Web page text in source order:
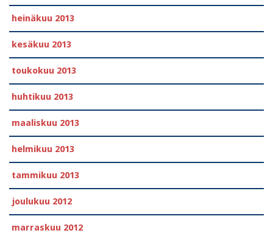
heinäkuu 2013
kesäkuu 2013
toukokuu 2013
huhtikuu 2013
maaliskuu 2013
helmikuu 2013
tammikuu 2013
joulukuu 2012
marraskuu 2012